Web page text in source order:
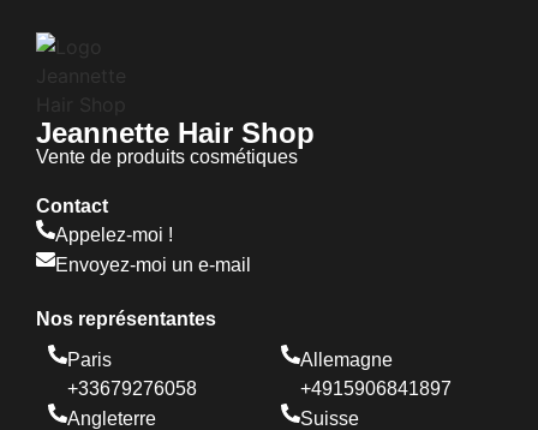
Jeannette Hair Shop
Vente de produits cosmétiques
Contact
Appelez-moi !
Envoyez-moi un e-mail
Nos représentantes
Paris
+33679276058
Angleterre
Allemagne
+4915906841897
Suisse